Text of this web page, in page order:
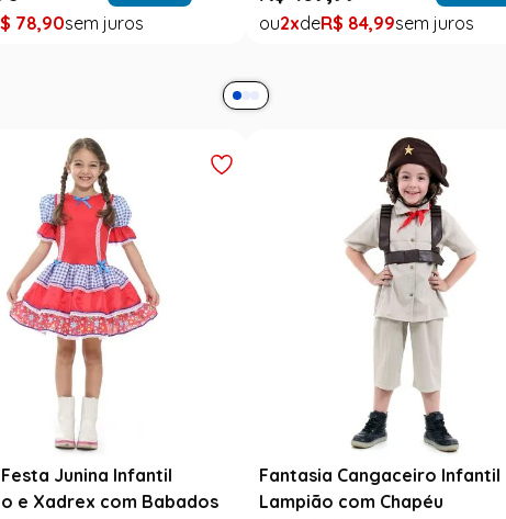
78,90 2 R$ 84,99
Junina Infantil
e Xadrex com Babados
Fantasia Cangaceiro Infantil
Lampião com Chapéu